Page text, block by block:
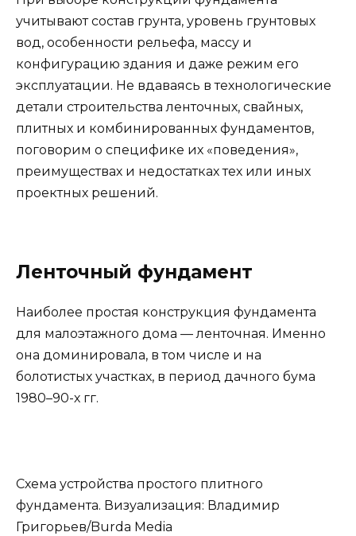
учитывают состав грунта, уровень грунтовых
вод, особенности рельефа, массу и
конфигурацию здания и даже режим его
эксплуатации. Не вдаваясь в технологические
детали строительства ленточных, свайных,
плитных и комбинированных фундаментов,
поговорим о специфике их «поведения»,
преимуществах и недостатках тех или иных
проектных решений.
Ленточный фундамент
Наиболее простая конструкция фундамента
для малоэтажного дома — ленточная. Именно
она доминировала, в том числе и на
болотистых участках, в период дачного бума
1980–90-х гг.
Схема устройства простого плитного
фундамента. Визуализация: Владимир
Григорьев/Burda Media